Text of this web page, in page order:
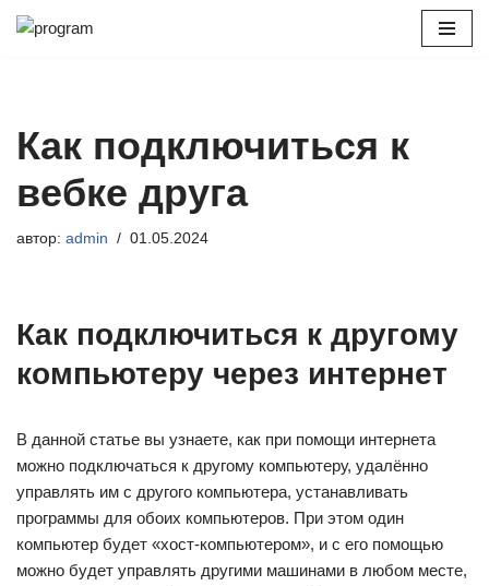
Как подключиться к
вебке друга
автор: admin 01.05.2024
Как подключиться к другому
компьютеру через интернет
В данной статье вы узнаете, как при помощи интернета
можно подключаться к другому компьютеру, удалённо
управлять им с другого компьютера, устанавливать
программы для обоих компьютеров. При этом один
компьютер будет «хост-компьютером», и с его помощью
можно будет управлять другими машинами в любом месте,